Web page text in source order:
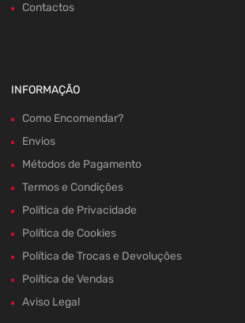
Contactos
INFORMAÇÃO
Como Encomendar?
Envios
Métodos de Pagamento
Termos e Condições
Política de Privacidade
Política de Cookies
Política de Trocas e Devoluções
Política de Vendas
Aviso Legal